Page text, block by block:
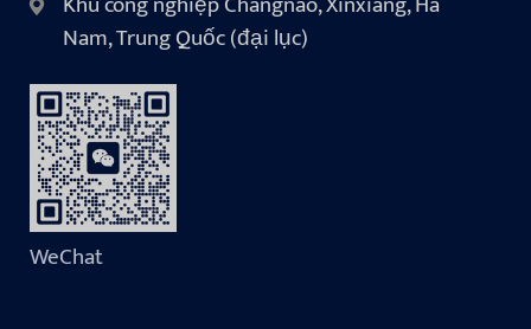
Nam, Trung Quốc (đại lục)
WeChat